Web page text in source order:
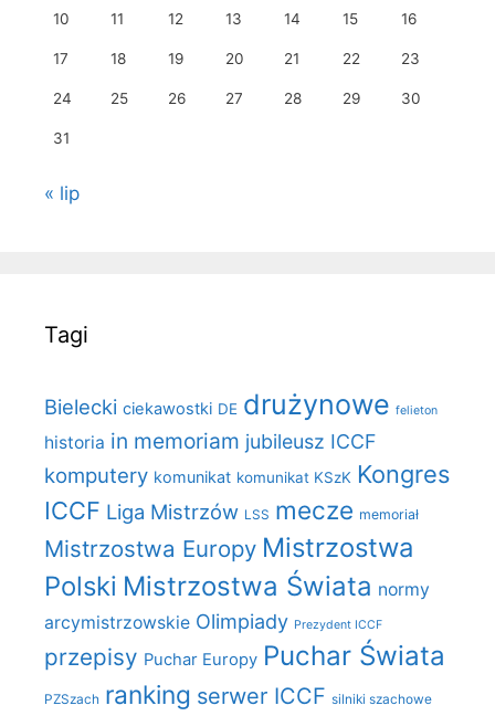
10 11 12 13 14 15 16
17 18 19 20 21 22 23
24 25 26 27 28 29 30
31
« lip
Tagi
Bielecki ciekawostki DE drużynowe felieton
historia in memoriam jubileusz ICCF
komputery komunikat komunikat KSzK Kongres
ICCF Liga Mistrzów LSS mecze memoriał
Mistrzostwa Europy Mistrzostwa
Polski Mistrzostwa Świata normy
arcymistrzowskie Olimpiady Prezydent ICCF
przepisy Puchar Europy Puchar Świata
PZSzach ranking serwer ICCF silniki szachowe